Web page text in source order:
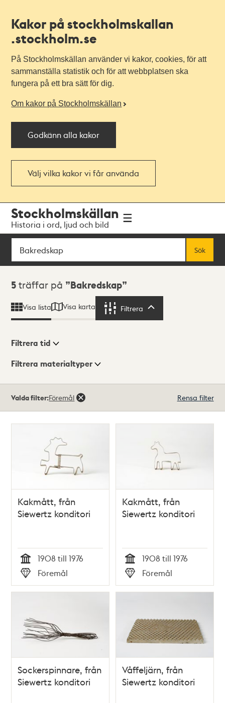
Kakor på stockholmskallan
.stockholm.se
På Stockholmskällan använder vi kakor, cookies, för att
sammanställa statistik och för att webbplatsen ska
fungera på ett bra sätt för dig.
Om kakor på Stockholmskällan
Godkänn alla kakor
Välj vilka kakor vi får använda
navigationen
huvudinnehållet
Stockholmskällan
Historia i ord, ljud och bild
Sök
Sök
Sökresultat
5 träffar på Bakredskap
Visa lista Visa karta Filtrera
Visningsläge
Filtrera tid
Filtrera materialtyper
träffar
Valda filter:Föremål Rensa filter
Kakmått, från
Siewertz konditori
Tid
1908 till 1976
Typ
Föremål
Kakmått, från
Siewertz konditori
Tid
1908 till 1976
Typ
Föremål
Sockerspinnare, från
Siewertz konditori
Våffeljärn, från
Siewertz konditori